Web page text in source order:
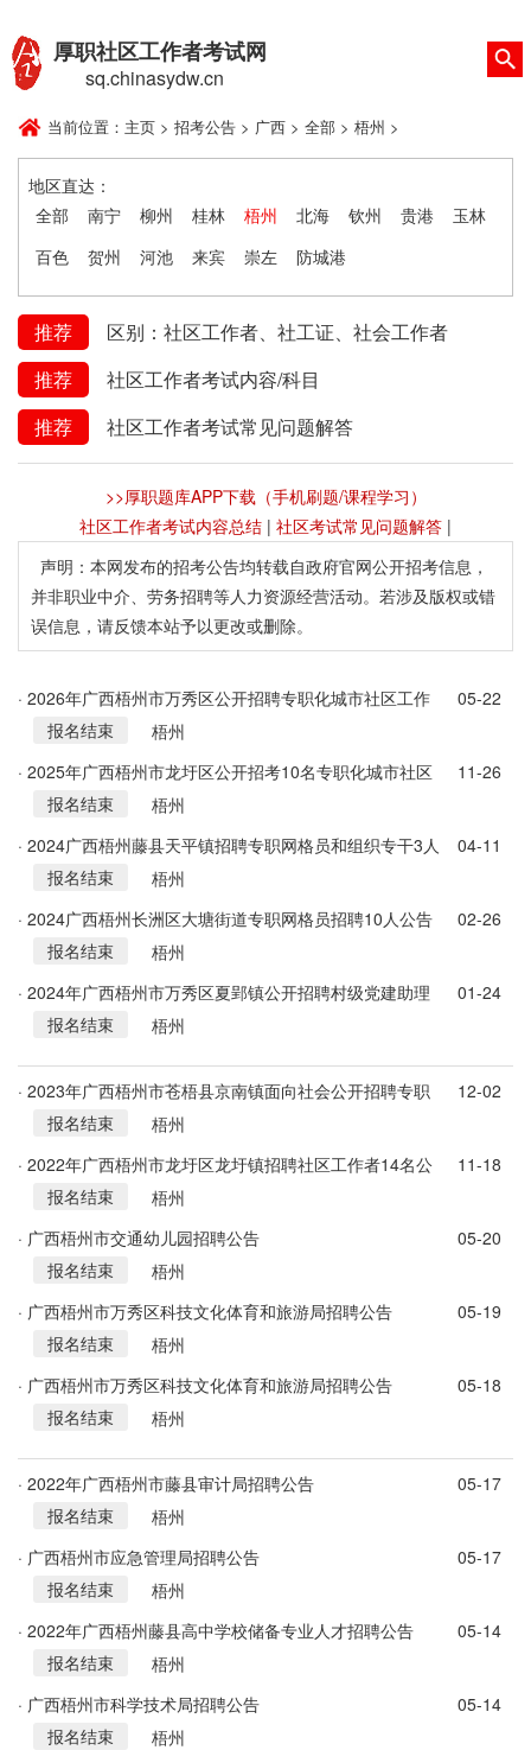
厚职社区工作者考试网
sq.chinasydw.cn
当前位置： 主页 > 招考公告 > 广西 > 全部 > 梧州 >
地区直达：
全部
南宁 柳州 桂林 梧州 北海 钦州 贵港
玉林
百色
贺州 河池 来宾 崇左 防城港
推荐
区别：社区工作者、社工证、社会工作者
推荐
社区工作者考试内容/科目
推荐
社区工作者考试常见问题解答
>>厚职题库APP下载（手机刷题/课程学习）
社区工作者考试内容总结 | 社区考试常见问题解答 |
声明：本网发布的招考公告均转载自政府官网公开招考信息，
并非职业中介、劳务招聘等人力资源经营活动。若涉及版权或错
误信息，请反馈本站予以更改或删除。
· 2026年广西梧州市万秀区公开招聘专职化城市社区工作
者8名公告
05-22
报名结束
梧州
· 2025年广西梧州市龙圩区公开招考10名专职化城市社区
工作者公告
11-26
报名结束
梧州
· 2024广西梧州藤县天平镇招聘专职网格员和组织专干3人
公告
04-11
报名结束
梧州
· 2024广西梧州长洲区大塘街道专职网格员招聘10人公告
02-26
报名结束
梧州
· 2024年广西梧州市万秀区夏郢镇公开招聘村级党建助理
员1名
01-24
报名结束
梧州
· 2023年广西梧州市苍梧县京南镇面向社会公开招聘专职
禁毒社工2名
12-02
报名结束
梧州
· 2022年广西梧州市龙圩区龙圩镇招聘社区工作者14名公
11-18
报名结束
梧州
· 广西梧州市交通幼儿园招聘公告
05-20
报名结束
梧州
· 广西梧州市万秀区科技文化体育和旅游局招聘公告
05-19
报名结束
梧州
· 广西梧州市万秀区科技文化体育和旅游局招聘公告
05-18
报名结束
梧州
· 2022年广西梧州市藤县审计局招聘公告
05-17
报名结束
梧州
· 广西梧州市应急管理局招聘公告
05-17
报名结束
梧州
· 2022年广西梧州藤县高中学校储备专业人才招聘公告
05-14
报名结束
梧州
· 广西梧州市科学技术局招聘公告
05-14
报名结束
梧州